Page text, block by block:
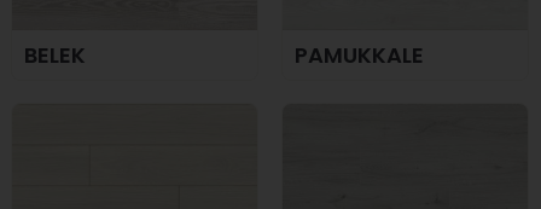
BELEK PAMUKKALE